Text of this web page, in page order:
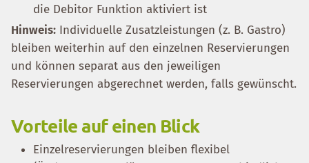
die Debitor Funktion aktiviert ist
Hinweis: Individuelle Zusatzleistungen (z. B. Gastro)
bleiben weiterhin auf den einzelnen Reservierungen
und können separat aus den jeweiligen
Reservierungen abgerechnet werden, falls gewünscht.
Vorteile auf einen Blick
Einzelreservierungen bleiben flexibel